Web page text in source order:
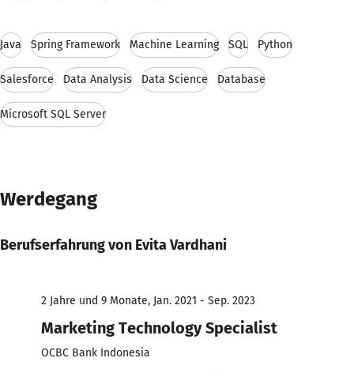
Java Spring Framework Machine Learning SQL Python
Salesforce Data Analysis Data Science Database
Microsoft SQL Server
Werdegang
Berufserfahrung von Evita Vardhani
2 Jahre und 9 Monate, Jan. 2021 - Sep. 2023
Marketing Technology Specialist
OCBC Bank Indonesia